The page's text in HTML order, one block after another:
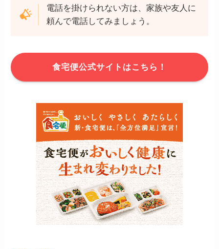
電話を掛けられない方は、家族や友人に
頼んで電話してみましょう。
食宅便公式サイトはこちら！